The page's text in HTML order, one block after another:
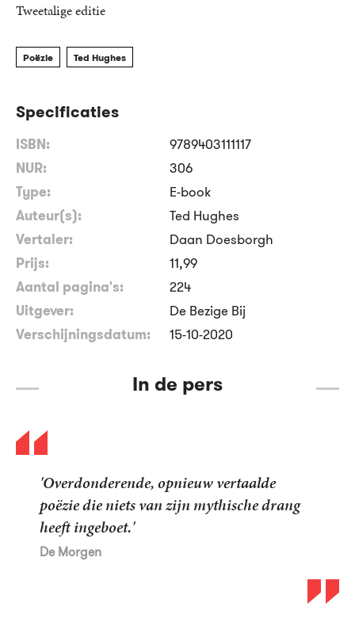
Tweetalige editie
Poëzie Ted Hughes
Specificaties
ISBN:
9789403111117
NUR:
306
Type:
E-book
Auteur(s):
Ted Hughes
Vertaler:
Daan Doesborgh
Prijs:
11,99
Aantal pagina's:
224
Uitgever:
De Bezige Bij
Verschijningsdatum:
15-10-2020
In de pers
Net als bij Bernlef merkt de lezer wat een
voordeel het is als de ene dich 'De
kraaienpoëzie van Hughes vloekt en tiert. Je
komt elke keer iets nieuws tegen, elk gedicht